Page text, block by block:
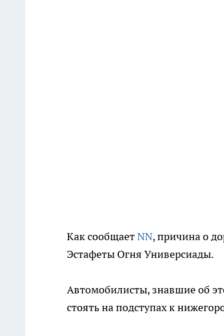
Как сообщаетNN, причина о
Эстафеты Огня Универсиады.
Автомобилисты, знавшие об
стоять на подступах к